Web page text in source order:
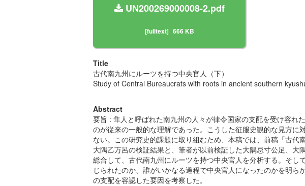
UN200269000008-2.pdf
[fulltext] 666 KB
Title
古代南九州にルーツを持つ中央官人（下）
Study of Central Bureaucrats with roots in ancient southern
Abstract
要旨 : 隼人と呼ばれた南九州の人々が律令国家の支配を受け容れ
のが従来の一般的な理解であった。こうした征服史観的な見方に
ない。この研究史的課題に取り組むため、本稿では、前稿「古代
大隅乙万呂の検証結果と、筆者が以前検証した大隅忌寸公足、大
総合して、古代南九州にルーツを持つ中央官人を分析する。そし
じられたのか、誰がいかなる過程で中央官人になったのかを明
の支配を容認した要因を考察した。